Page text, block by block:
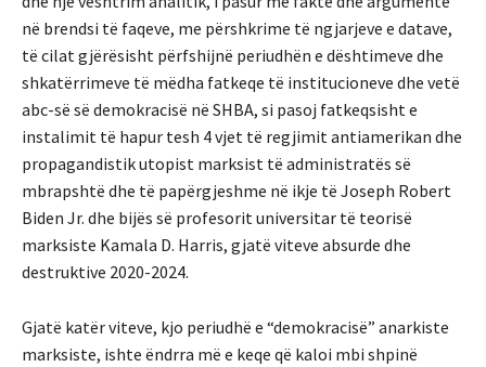
në brendsi të faqeve, me përshkrime të ngjarjeve e datave,
të cilat gjërësisht përfshijnë periudhën e dështimeve dhe
shkatërrimeve të mëdha fatkeqe të institucioneve dhe vetë
abc-së së demokracisë në SHBA, si pasoj fatkeqsisht e
instalimit të hapur tesh 4 vjet të regjimit antiamerikan dhe
propagandistik utopist marksist të administratës së
mbrapshtë dhe të papërgjeshme në ikje të Joseph Robert
Biden Jr. dhe bijës së profesorit universitar të teorisë
marksiste Kamala D. Harris, gjatë viteve absurde dhe
destruktive 2020-2024.
Gjatë katër viteve, kjo periudhë e “demokracisë” anarkiste
marksiste, ishte ëndrra më e keqe që kaloi mbi shpinë